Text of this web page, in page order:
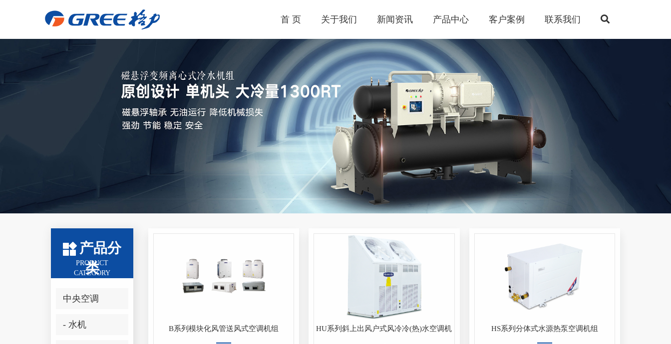
首 页 关于我们 新闻资讯 产品中心 客户案例 联系我们
产品分
类
PRODUCT
CATEGORY
中央空调
- 水机 B系列模块化风管送风式空调机组 HU系列斜上出风户式风冷冷(热)水空调机 HS系列分体式水源热泵空调机组